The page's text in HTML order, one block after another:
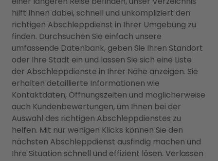
hilft Ihnen dabei, schnell und unkompliziert den
richtigen Abschleppdienst in Ihrer Umgebung zu
finden. Durchsuchen Sie einfach unsere
umfassende Datenbank, geben Sie Ihren Standort
oder Ihre Stadt ein und lassen Sie sich eine Liste
der Abschleppdienste in Ihrer Nähe anzeigen. Sie
erhalten detaillierte Informationen wie
Kontaktdaten, Öffnungszeiten und möglicherweise
auch Kundenbewertungen, um Ihnen bei der
Auswahl des richtigen Abschleppdienstes zu
helfen. Mit nur wenigen Klicks können Sie den
nächsten Abschleppdienst ausfindig machen und
Ihre Situation schnell und effizient lösen. Verlassen